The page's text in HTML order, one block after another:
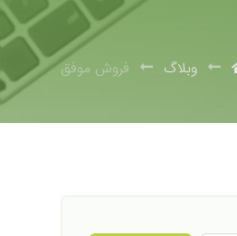
وبلاگ فروش موفق